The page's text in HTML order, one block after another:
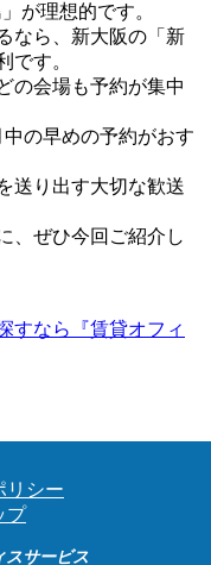
が理想的です。
なら、新大阪の「新
です。
の会場も予約が集中
の早めの予約がおす
送り出す大切な歓送
、ぜひ今回ご紹介し
すなら『賃貸オフィ
リシー
プ
スサービス